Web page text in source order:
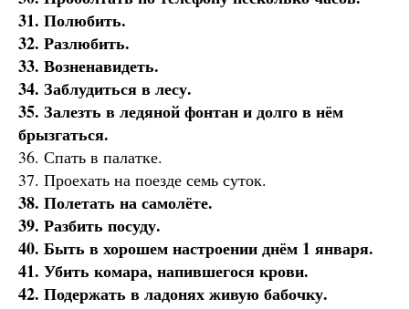
31. Полюбить.
32. Разлюбить.
33. Возненавидеть.
34. Заблудиться в лесу.
35. Залезть в ледяной фонтан и долго в нём
брызгаться.
36. Спать в палатке.
37. Проехать на поезде семь суток.
38. Полетать на самолёте.
39. Разбить посуду.
40. Быть в хорошем настроении днём 1 января.
41. Убить комара, напившегося крови.
42. Подержать в ладонях живую бабочку.